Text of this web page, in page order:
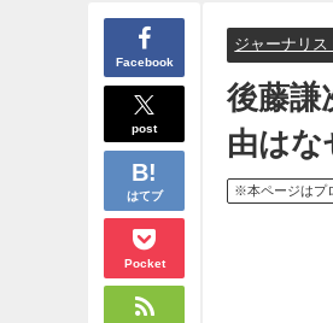
Facebook
post
はてブ
Pocket
ジャーナリス
後藤謙
由はな
※本ページはプ